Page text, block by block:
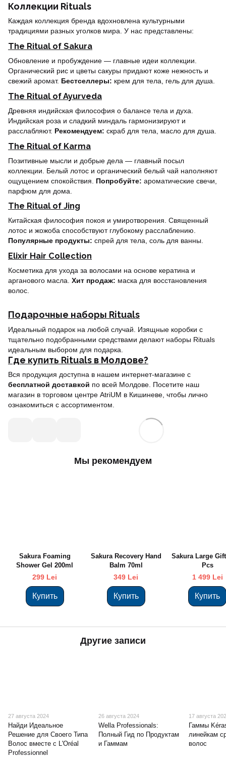
Коллекции Rituals
Каждая коллекция бренда вдохновлена культурными
традициями разных уголков мира. У нас представлены:
The Ritual of Sakura
Обновление и пробуждение — главные идеи коллекции.
Органический рис и цветы сакуры придают коже нежность и
свежий аромат. Бестселлеры: крем для тела, гель для душа.
The Ritual of Ayurveda
Древняя индийская философия о балансе тела и духа.
Индийская роза и сладкий миндаль гармонизируют и
расслабляют. Рекомендуем: скраб для тела, масло для душа.
The Ritual of Karma
Позитивные мысли и добрые дела — главный посыл
коллекции. Белый лотос и органический белый чай наполняют
ощущением спокойствия. Попробуйте: ароматические свечи,
парфюм для дома.
The Ritual of Jing
Китайская философия покоя и умиротворения. Священный
лотос и жожоба способствуют глубокому расслаблению.
Популярные продукты: спрей для тела, соль для ванны.
Elixir Hair Collection
Косметика для ухода за волосами на основе кератина и
арганового масла. Хит продаж: маска для восстановления
волос.
Подарочные наборы Rituals
Идеальный подарок на любой случай. Изящные коробки с
тщательно подобранными средствами делают наборы Rituals
идеальным выбором для подарка.
Где купить Rituals в Молдове?
Вся продукция доступна в нашем интернет-магазине с
бесплатной доставкой по всей Молдове. Посетите наш
магазин в торговом центре AtriUM в Кишиневе, чтобы лично
ознакомиться с ассортиментом.
Мы рекомендуем
Sakura Foaming
Shower Gel 200ml
299 Lei
Купить
Sakura Recovery Hand
Balm 70ml
349 Lei
Купить
Sakura Large
Pcs
1 499 Lei
Купить
Другие записи
27 августа 2024
Найди Идеальное
Решение для Своего Типа
Волос вместе с L'Oréal
Professionnel
26 августа 2024
Wella Professionals:
Полный Гид по Продуктам
и Гаммам
17 августа
Гаммы
линейкам
волос